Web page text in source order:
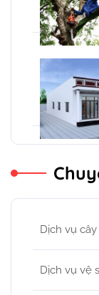
Dịch vụ
Dịch vụ vệ